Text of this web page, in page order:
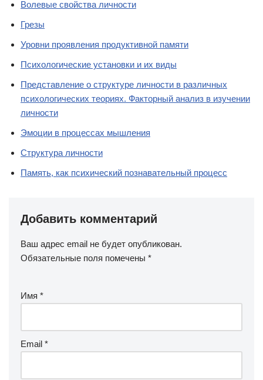
Волевые свойства личности
Грезы
Уровни проявления продуктивной памяти
Психологические установки и их виды
Представление о структуре личности в различных
психологических теориях. Факторный анализ в изучении
личности
Эмоции в процессах мышления
Структура личности
Память, как психический познавательный процесс
Добавить комментарий
Ваш адрес email не будет опубликован.
Обязательные поля помечены *
Имя *
Email *